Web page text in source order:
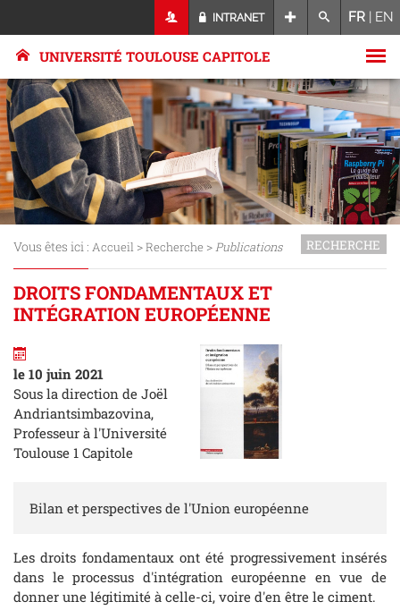
INTRANET FR | EN
UNIVERSITÉ TOULOUSE CAPITOLE
Vous êtes ici : Accueil >Recherche >Publications RECHERCHE
DROITS FONDAMENTAUX ET
INTÉGRATION EUROPÉENNE
le 10 juin 2021
Sous la direction de Joël
Andriantsimbazovina,
Professeur à l'Université
Toulouse 1 Capitole
Bilan et perspectives de l'Union européenne
Les droits fondamentaux ont été progressivement insérés
dans le processus d'intégration européenne en vue de
donner une légitimité à celle-ci, voire d'en être le ciment.